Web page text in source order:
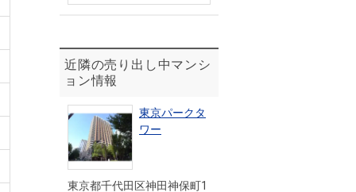
近隣の売り出し中マンシ
ョン情報
東京パークタ
ワー
東京都千代田区神田神保町1